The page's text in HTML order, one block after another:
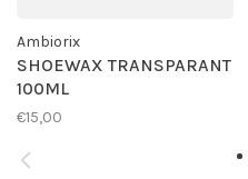
Ambiorix
SHOEWAX TRANSPARANT
100ML
€15,00